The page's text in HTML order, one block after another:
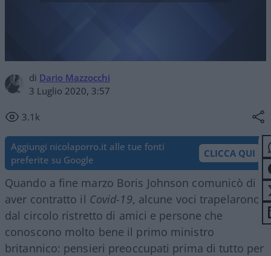
di Dario Mazzocchi
3 Luglio 2020, 3:57
3.1k
Aggiungi nicolaporro.it alle tue fonti
preferite su Google
CLICCA QUI
Quando a fine marzo Boris Johnson comunicò di
aver contratto il Covid-19, alcune voci trapelarono
dal circolo ristretto di amici e persone che
conoscono molto bene il primo ministro
britannico: pensieri preoccupati prima di tutto per